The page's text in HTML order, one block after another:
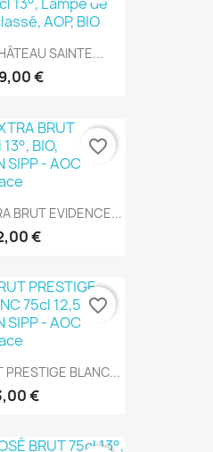
SAINTE...
€
BRUT EVIDENCE...
€
favorite_border
PRESTIGE BLANC...
€
favorite_border